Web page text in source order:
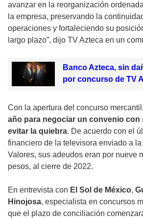
avanzar en la reorganización
la empresa, preservando la
operaciones y fortaleciendo su
largo plazo”, dijo TV Azteca en un
Banco Azteca, sin
por concurso de TV
Con la apertura del concurso
año para negociar un convenio con
evitar la quiebra. De acuerdo con el
financiero de la televisora enviado a
Valores, sus adeudos eran por nueve
pesos, al cierre de 2022.
En entrevista con El Sol de México,
Hinojosa, especialista en concursos
que el plazo de conciliación